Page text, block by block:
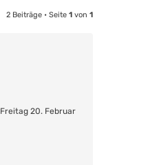
2 Beiträge • Seite 1 von 1
Freitag 20. Februar